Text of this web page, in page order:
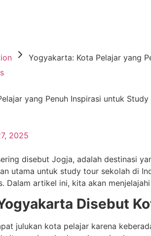
Yogyakarta: Kota Pelajar yang
yang Penuh Inspirasi untuk Study
2025
disebut Jogja, adalah destinasi
utama untuk study tour sekolah di
Dalam artikel ini, kita akan
Disebut
julukan kota pelajar karena